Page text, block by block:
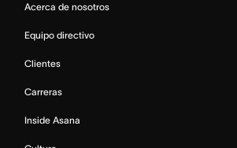
Acerca de nosotros
Equipo directivo
Clientes
Carreras
Inside Asana